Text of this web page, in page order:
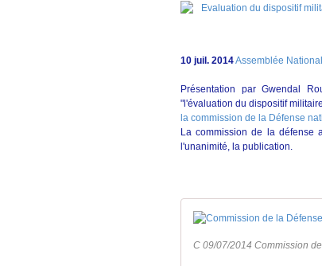
10 juil. 2014Assemblée
Présentation par Gwendal
"l'évaluation du dispositif
la commission de la Défense
La commission de la défense
l'unanimité, la publication.
C 09/07/2014 Commission